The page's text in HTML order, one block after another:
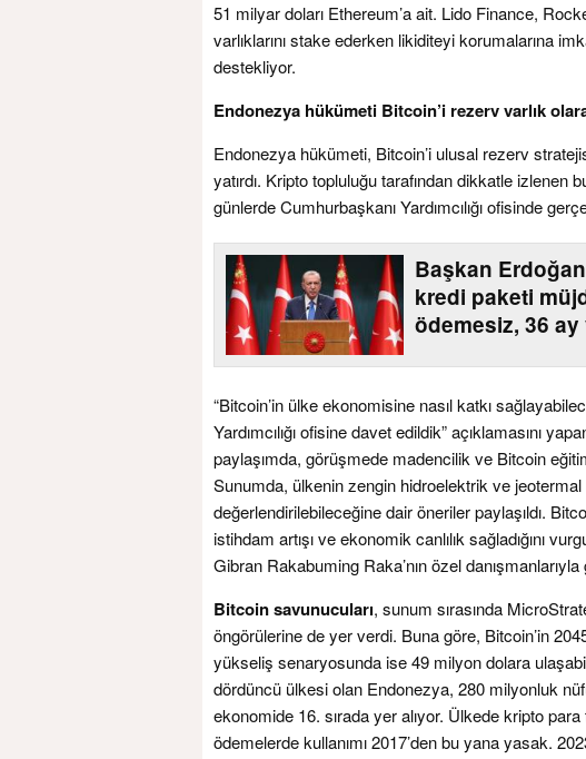
51 milyar doları Ethereum’a ait. Lido Finance,
varlıklarını stake ederken likiditeyi korumalarına
destekliyor.
Endonezya hükümeti Bitcoin’i rezerv varlık
Endonezya hükümeti, Bitcoin’i ulusal rezerv
yatırdı. Kripto topluluğu tarafından dikkatle izlenen
günlerde Cumhurbaşkanı Yardımcılığı ofisinde
Başkan
kredi paketi
ödemesiz, 36
“Bitcoin’in ülke ekonomisine nasıl katkı
Yardımcılığı ofisine davet edildik” açıklamasını
paylaşımda, görüşmede madencilik ve Bitcoin
Sunumda, ülkenin zengin hidroelektrik ve jeotermal
değerlendirilebileceğine dair öneriler paylaşıldı.
istihdam artışı ve ekonomik canlılık sağladığını
Gibran Rakabuming Raka’nın özel
Bitcoinsavunucuları, sunum sırasında
öngörülerine de yer verdi. Buna göre, Bitcoin’in
yükseliş senaryosunda ise 49 milyon dolara
dördüncü ülkesi olan Endonezya, 280 milyonluk
ekonomide 16. sırada yer alıyor. Ülkede kripto
ödemelerde kullanımı 2017’den bu yana yasak.